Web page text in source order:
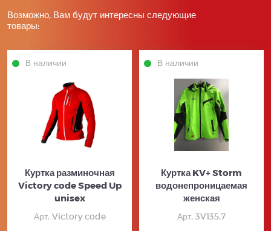
Возможно, Вам будут интересны следующие
товары:
В наличии
Куртка разминочная
Victory code Speed Up
unisex
Арт. Victory code
В наличии
Куртка KV+ Storm
водонепроницаемая
женская
Арт. 3V135.7